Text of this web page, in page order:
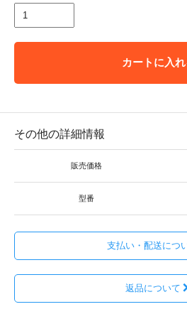
カートに入れ
その他の詳細情報
販売価格
型番
支払い・配送につ
返品について